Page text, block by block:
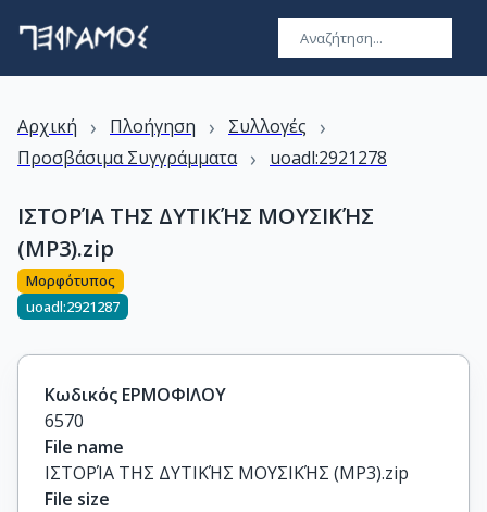
Αρχική › Πλοήγηση › Συλλογές ›
Προσβάσιμα Συγγράμματα › uoadl:2921278
ΙΣΤΟΡΊΑ ΤΗΣ ΔΥΤΙΚΉΣ ΜΟΥΣΙΚΉΣ
(MP3).zip
Μορφότυπος
uoadl:2921287
Κωδικός ΕΡΜΟΦΙΛΟΥ
6570
File name
ΙΣΤΟΡΊΑ ΤΗΣ ΔΥΤΙΚΉΣ ΜΟΥΣΙΚΉΣ (MP3).zip
File size